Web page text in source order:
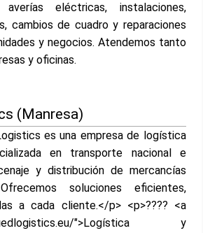
eléctricas, instalaciones,
cambios de cuadro y reparaciones
y negocios. Atendemos tanto
y oficinas.
(Manresa)
es una empresa de logística
en transporte nacional e
y distribución de mercancías
soluciones eficientes,
a cada cliente.</p> <p>???? <a
">Logística y